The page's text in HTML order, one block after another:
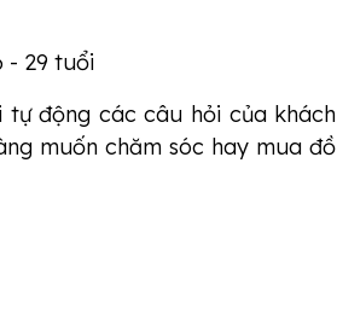
- 29 tuổi
động các câu hỏi của khách
muốn chăm sóc hay mua đồ